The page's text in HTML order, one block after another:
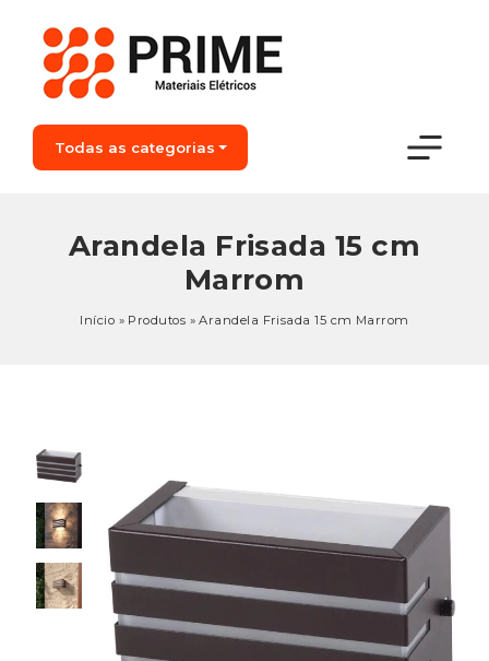
Todas as categorias
Arandela Frisada 15 cm
Marrom
Início » Produtos »Arandela Frisada 15 cm Marrom